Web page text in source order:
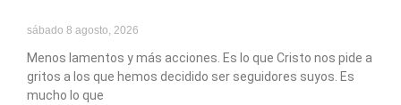
sábado 8 agosto, 2026
Menos lamentos y más acciones. Es lo que Cristo nos pide a
gritos a los que hemos decidido ser seguidores suyos. Es
mucho lo que